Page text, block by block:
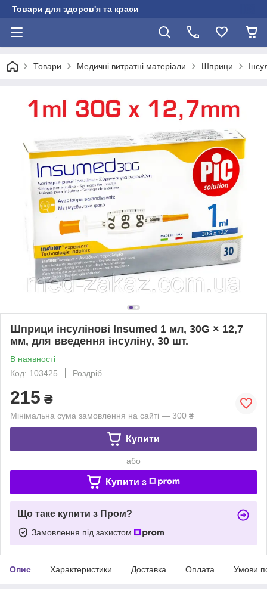
Товари для здоров'я та краси
Товари Медичні витратні матеріали Шприци
Шприци інсулінові Insumed 1 мл, 30G × 12,7
мм, для введення інсуліну, 30 шт.
В наявності
Код: 103425
Роздріб
215 ₴
Мінімальна сума замовлення на сайті — 300 ₴
Купити
або
Купити з
Що таке купити з Пром?
Замовлення під захистом
Опис Характеристики Доставка Оплата Умови